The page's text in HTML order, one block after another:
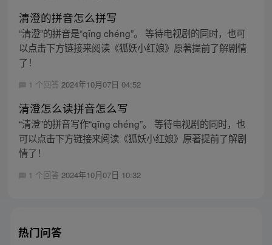
清澄的拼音怎么拼写
“清澄”的拼音是“qīng chéng”。 等待电视剧的同时，也可
以点击下方链接来阅读《狐妖小红娘》原著提前了解剧情
了！
1 个回答 2024年10月07日 04:52
清澄怎么读拼音怎么写
“清澄”的拼音写作“qīng chéng”。 等待电视剧的同时，也
可以点击下方链接来阅读《狐妖小红娘》原著提前了解剧
情了！
1 个回答 2024年10月07日 10:32
热门问答